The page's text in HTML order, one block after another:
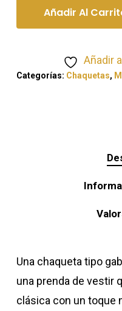
Añadir Al
Añadir
Categorías: Chaquetas,
Una chaqueta tipo
una prenda de vestir
clásica con un toque